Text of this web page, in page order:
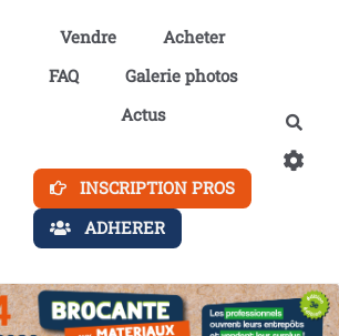
principal
Vendre
Acheter
FAQ
Galerie photos
Actus
INSCRIPTION PROS
ADHERER